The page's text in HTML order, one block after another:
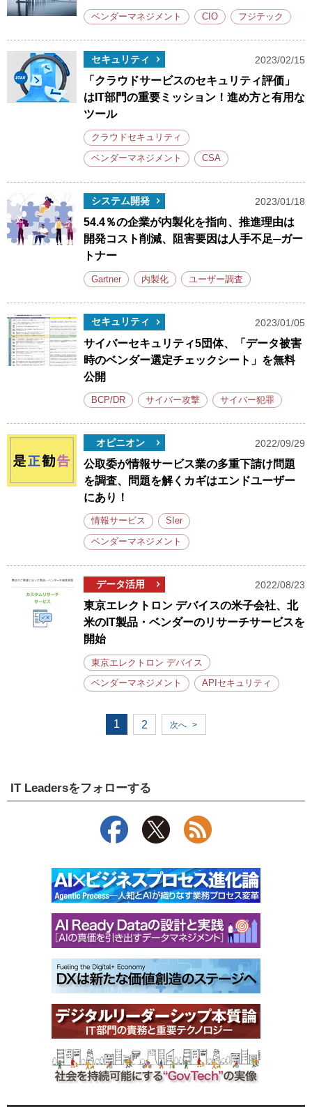
ベンダーマネジメント CIO フジテック
セキュリティ 2023/02/15
「クラウドサービスのセキュリティ評価」
はIT部門の重要ミッション！進め方と有用な
ツール
クラウドセキュリティ
ベンダーマネジメント CSA
システム開発 2023/01/18
54.4％の企業が内製化を指向、推進理由は
開発コスト削減、阻害要因は人手不足─ガー
トナー
Gartner 内製化 ユーザー調査
セキュリティ 2023/01/05
サイバーセキュリティ5団体、「データ被害
時のベンダー選定チェックシート」を無料
公開
BCP/DR サイバー攻撃 サイバー犯罪
オピニオン 2022/09/29
公取委が情報サービス業の多重下請け問題
を調査、問題を解くカギはエンドユーザー
にあり！
情報サービス SIer
ベンダーマネジメント
データ活用 2022/08/23
東京エレクトロン デバイスの米子会社、北
米のIT製品・ベンダーのリサーチサービスを
開始
東京エレクトロン デバイス
ベンダーマネジメント APIセキュリティ
1 2 次へ >
IT Leadersをフォローする